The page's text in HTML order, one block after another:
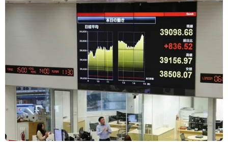
suất các chuyến bay kết nối giữa các địa phương.